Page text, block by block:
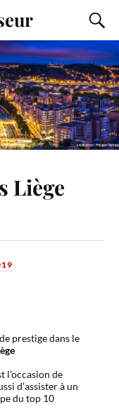
Liège
prestige dans le
l’occasion de
d’assister à un
du top 10